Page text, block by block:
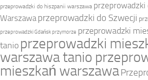
przeprowadzki do hiszpanii warszawa przeprowadzki
Warszawa przeprowadzki do Szwecji
przeprowadzki Gdańsk przymorze przeprowadzki
tanio przeprowadzki
warszawa tanio
mieszkań warszawa